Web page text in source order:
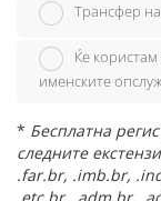
Трансфер
Ќе
именските
* Бесплатна
следните
.far.br, .imb.br,